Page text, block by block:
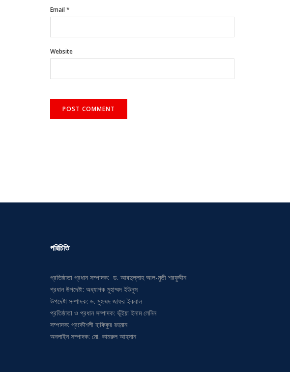
Email*
Website
পরিচিতি
প্রতিষ্ঠাতা প্রধান সম্পাদক: ড. আবদুল্লাহ আল-মুতী শরফুদ্দীন
প্রধান উপদেষ্টা: অধ্যাপক মুহাম্মদ ইউনুস
উপদেষ্টা সম্পাদক: ড. মুহম্মদ জাফর ইকবাল
প্রতিষ্ঠাতা ও প্রধান সম্পাদক: ভূঁইয়া ইনাম লেনিন
সম্পাদক: প্রকৌশলী হাকিকুর রহমান
অনলাইন সম্পাদক: মো. কামরুল আহসান